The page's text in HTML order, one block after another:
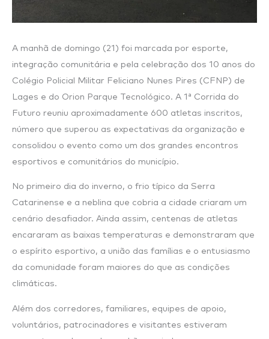
A manhã de domingo (21) foi marcada por esporte,
integração comunitária e pela celebração dos 10 anos do
Colégio Policial Militar Feliciano Nunes Pires (CFNP) de
Lages e do Orion Parque Tecnológico. A 1ª Corrida do
Futuro reuniu aproximadamente 600 atletas inscritos,
número que superou as expectativas da organização e
consolidou o evento como um dos grandes encontros
esportivos e comunitários do município.
No primeiro dia do inverno, o frio típico da Serra
Catarinense e a neblina que cobria a cidade criaram um
cenário desafiador. Ainda assim, centenas de atletas
encararam as baixas temperaturas e demonstraram que
o espírito esportivo, a união das famílias e o entusiasmo
da comunidade foram maiores do que as condições
climáticas.
Além dos corredores, familiares, equipes de apoio,
voluntários, patrocinadores e visitantes estiveram